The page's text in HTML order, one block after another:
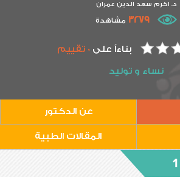
د. اكرم سعد الدين عمران
3279 مشاهدة
بناءاً على 0 تقييم
نساء و توليد
عن الدكتور
المقالات الطبية